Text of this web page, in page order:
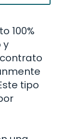
100%
y
tipo